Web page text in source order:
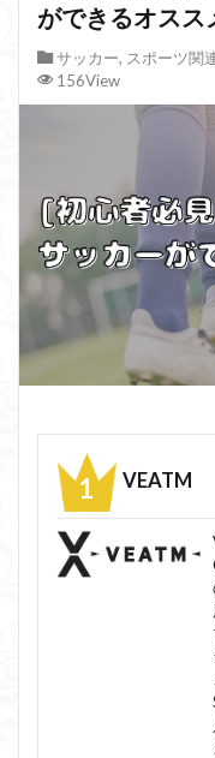
ができるオスス
サッカー, スポーツ関
156View
VEATM